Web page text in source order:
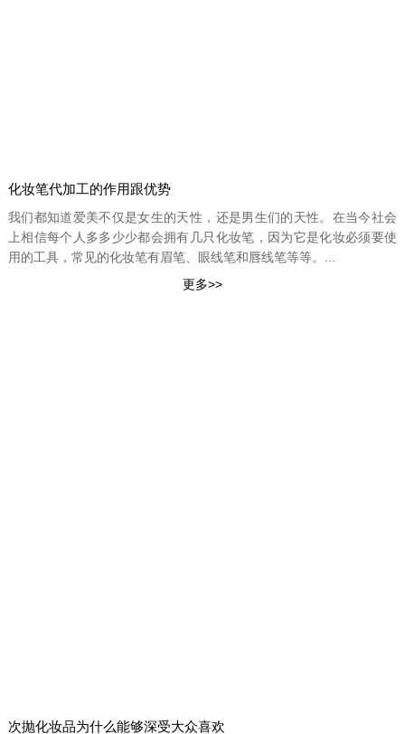
化妆笔代加工的作用跟优势
我们都知道爱美不仅是女生的天性，还是男生们的天性。在当今社会
上相信每个人多多少少都会拥有几只化妆笔，因为它是化妆必须要使
用的工具，常见的化妆笔有眉笔、眼线笔和唇线笔等等。...
次抛化妆品为什么能够深受大众喜欢